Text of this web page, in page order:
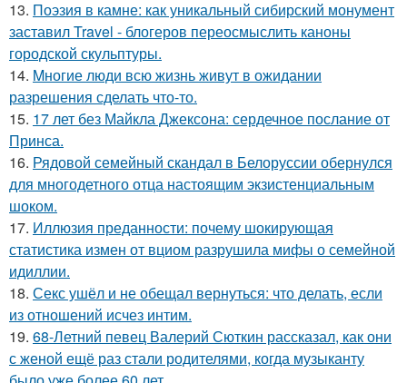
13. Поэзия в камне: как уникальный сибирский монумент
заставил Travel - блогеров переосмыслить каноны
городской скульптуры.
14. Mногие люди всю жизнь живут в ожидании
разрешения сделать что-то.
15. 17 лет без Майкла Джексона: сердечное послание от
Принса.
16. Рядовой семейный скандал в Белоруссии обернулся
для многодетного отца настоящим экзистенциальным
шоком.
17. Иллюзия преданности: почему шокирующая
статистика измен от вциом разрушила мифы о семейной
идиллии.
18. Секс ушёл и не обещал вернуться: что делать, если
из отношений исчез интим.
19. 68-Летний певец Валерий Сюткин рассказал, как они
с женой ещё раз стали родителями, когда музыканту